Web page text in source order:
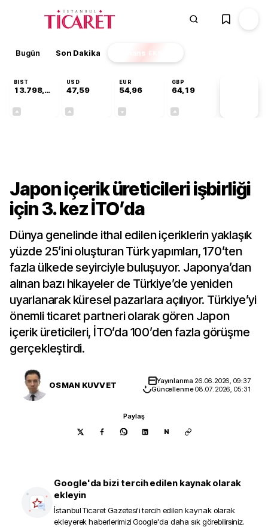
Bugün Son Dakika Finans EKSTRA
BIST
13.798,82
USD
47,59
EUR
54,96
GBP
64,19
Japon içerik üreticileri işbirliği
için 3. kez İTO’da
Dünya genelinde ithal edilen içeriklerin yaklaşık
yüzde 25’ini oluşturan Türk yapımları, 170’ten
fazla ülkede seyirciyle buluşuyor. Japonya’dan
alınan bazı hikayeler de Türkiye’de yeniden
uyarlanarak küresel pazarlara açılıyor. Türkiye’yi
önemli ticaret partneri olarak gören Japon
içerik üreticileri, İTO’da 100’den fazla görüşme
gerçekleştirdi.
OSMAN KUVVET Yayınlanma 26.06.2026, 09:37
Güncellenme08.07.2026, 05:31
Paylaş
N
Google'da bizi tercih edilen kaynak olarak
ekleyin
İstanbul Ticaret Gazetesi'i tercih edilen kaynak olarak
ekleyerek haberlerimizi Google'da daha sık görebilirsiniz.